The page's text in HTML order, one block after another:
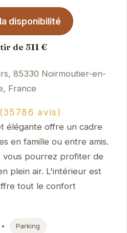
disponibilité
de 511 €
85330 Noirmoutier-en-
France
(35786 avis)
élégante offre un cadre
en famille ou entre amis.
vous pourrez profiter de
plein air. L'intérieur est
tout le confort
Parking